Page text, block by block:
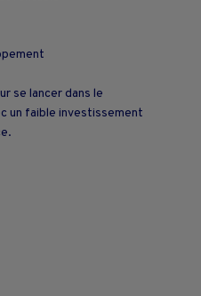
se lancer dans le
un faible investissement